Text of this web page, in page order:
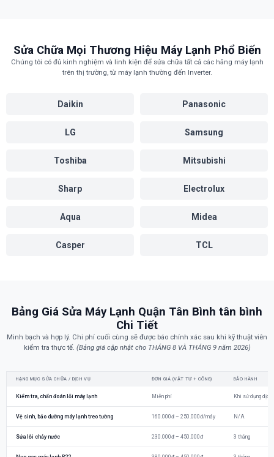
Sửa Chữa Mọi Thương Hiệu Máy Lạnh Phổ Biến
Chúng tôi có đủ kinh nghiệm và linh kiện để sửa chữa tất cả các hãng máy lạnh
trên thị trường, từ máy lạnh thường đến Inverter.
Daikin Panasonic
LG Samsung
Toshiba Mitsubishi
Sharp Electrolux
Aqua Midea
Casper TCL
Bảng Giá Sửa Máy Lạnh Quận Tân Bình tân bình
Chi Tiết
Minh bạch và hợp lý. Chi phí cuối cùng sẽ được báo chính xác sau khi kỹ thuật viên
kiểm tra thực tế. (Bảng giá cập nhật cho THÁNG 8 VÀ THÁNG 9 năm 2026)
HẠNG MỤC SỬA CHỮA / DỊCH VỤ ĐƠN GIÁ (VẬT TƯ + CÔNG) BẢO HÀNH
Kiểm tra, chẩn đoán lỗi máy lạnh Miễn phí Khi sử dụng dịch
Vệ sinh, bảo dưỡng máy lạnh treo tường 160.000đ – 250.000đ/máy N/A
Sửa lỗi chảy nước 230.000đ – 450.000đ 3 tháng